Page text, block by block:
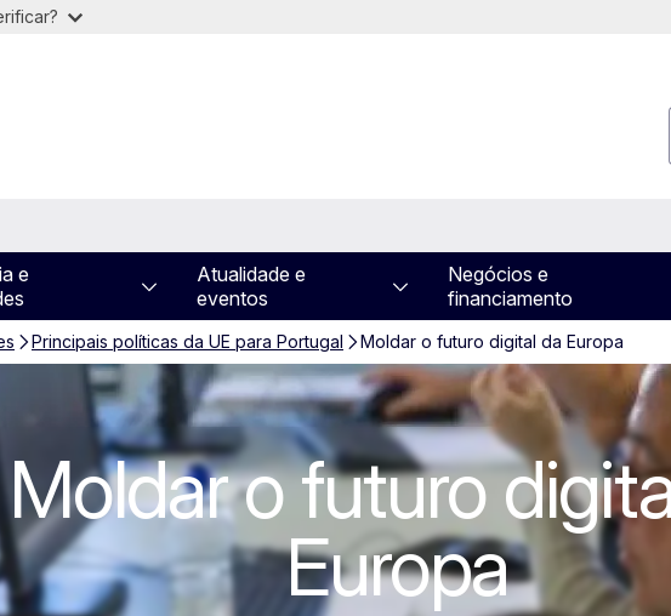
e
Atualidade e
eventos
Negócios e
financiamento
Principais políticas da UE para Portugal Moldar o futuro digital da Europa
digital da Europa
Moldar o futuro
Europa